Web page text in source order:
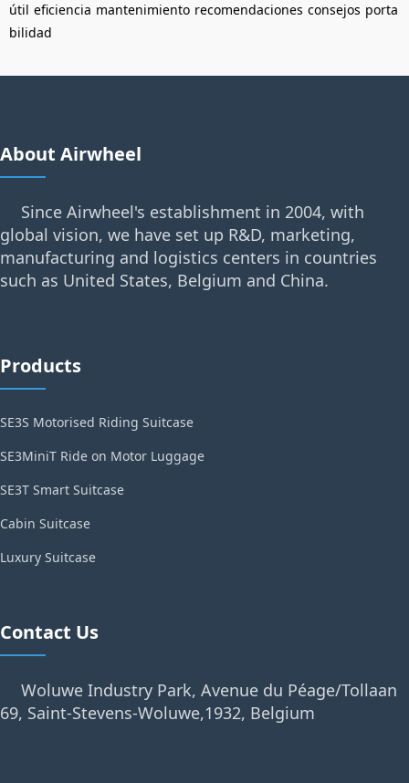
útil eficiencia mantenimiento recomendaciones consejos porta
bilidad
About Airwheel
Since Airwheel's establishment in 2004, with
global vision, we have set up R&D, marketing,
manufacturing and logistics centers in countries
such as United States, Belgium and China.
Products
SE3S Motorised Riding Suitcase
SE3MiniT Ride on Motor Luggage
SE3T Smart Suitcase
Cabin Suitcase
Luxury Suitcase
Contact Us
Woluwe Industry Park, Avenue du Péage/Tollaan
69, Saint-Stevens-Woluwe,1932, Belgium